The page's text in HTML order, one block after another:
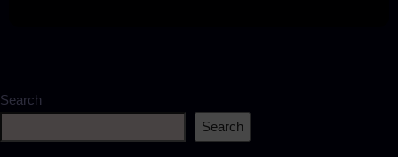
Search
Search